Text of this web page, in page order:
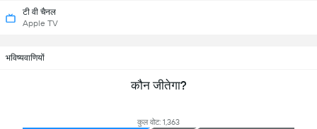
टी वी चैनल
Apple TV
भविष्यवाणियों
कौन जीतेगा?
कुल वोट: 1,363